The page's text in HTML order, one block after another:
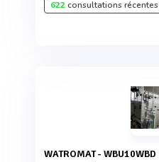
622consultations récentes
WATROMAT - WBU10WBD